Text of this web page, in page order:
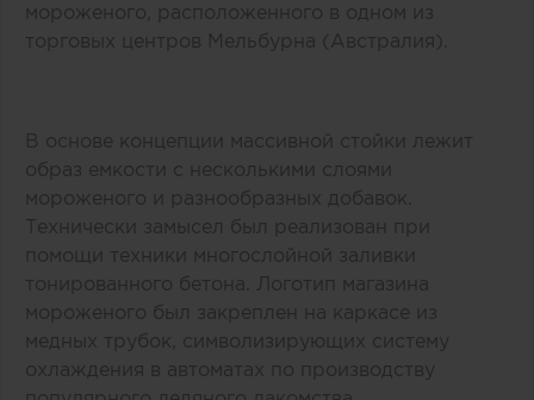
мороженого, расположенного в одном из
торговых центров Мельбурна (Австралия).
В основе концепции массивной стойки лежит
образ емкости с несколькими слоями
мороженого и разнообразных добавок.
Технически замысел был реализован при
помощи техники многослойной заливки
тонированного бетона. Логотип магазина
мороженого был закреплен на каркасе из
медных трубок, символизирующих систему
охлаждения в автоматах по производству